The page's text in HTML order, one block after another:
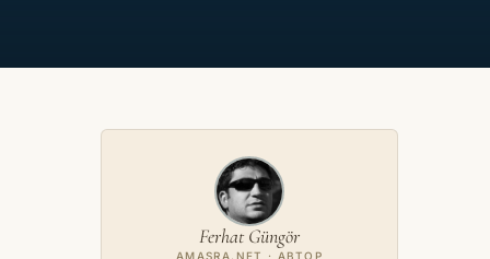
Ferhat Güngör
AMASRA.NET · АВТОР